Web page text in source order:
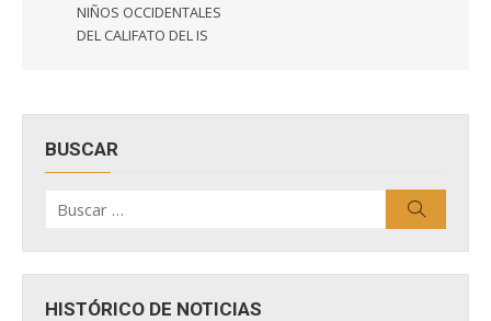
NIÑOS OCCIDENTALES
DEL CALIFATO DEL IS
BUSCAR
por:
HISTÓRICO DE NOTICIAS